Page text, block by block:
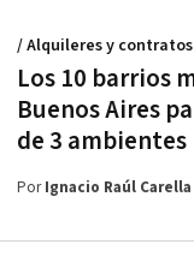
Los 10 barrios
Buenos Aires
de 3 ambientes
/ Alquileres y contratos
PorIgnacio Raúl Carella